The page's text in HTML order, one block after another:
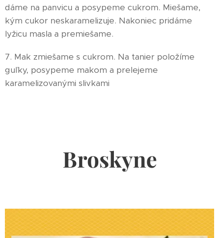
dáme na panvicu a posypeme cukrom. Miešame,
kým cukor neskaramelizuje. Nakoniec pridáme
lyžicu masla a premiešame.
7. Mak zmiešame s cukrom. Na tanier položíme
guľky, posypeme makom a prelejeme
karamelizovanými slivkami
Broskyne